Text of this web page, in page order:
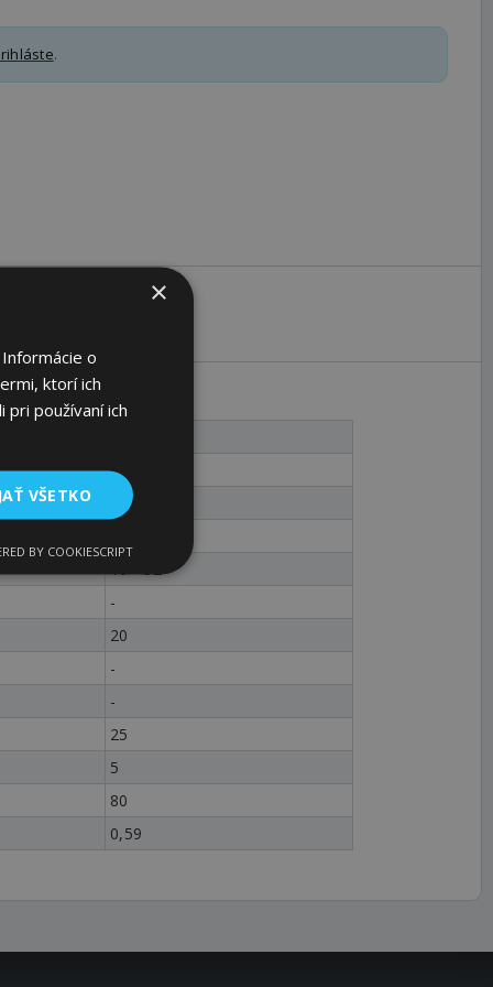
.
90,5
10 - 32
-
20
-
-
25
5
80
0,59
×
o
ktorí ich
používaní ich
VŠETKO
BY COOKIESCRIPT